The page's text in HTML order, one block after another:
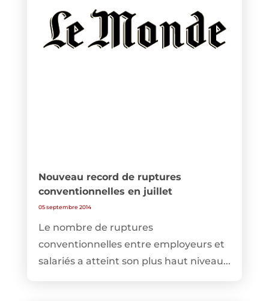
Nouveau record de ruptures
conventionnelles en juillet
05 septembre 2014
Le nombre de ruptures
conventionnelles entre employeurs et
salariés a atteint son plus haut niveau...